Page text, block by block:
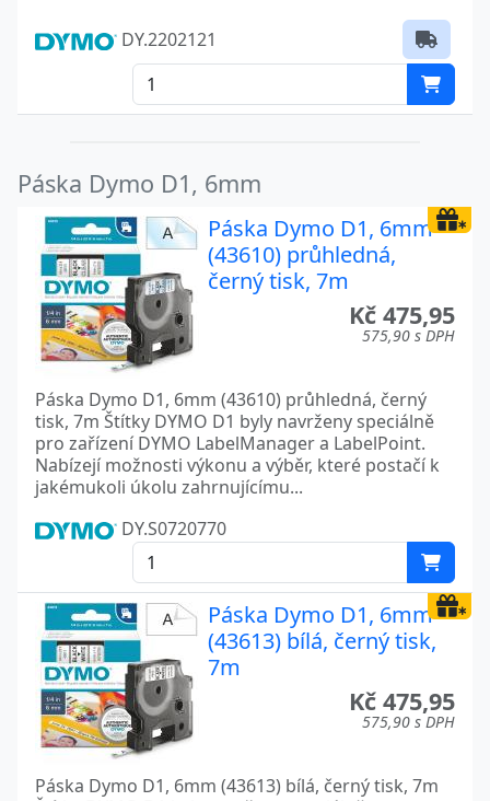
XTL 500
DY.2202121
Páska Dymo D1, 6mm
Páska Dymo D1, 6mm
(43610) průhledná,
černý tisk, 7m
Kč 475,95
575,90 s DPH
Páska Dymo D1, 6mm (43610) průhledná, černý
tisk, 7m Štítky DYMO D1 byly navrženy speciálně
pro zařízení DYMO LabelManager a LabelPoint.
Nabízejí možnosti výkonu a výběr, které postačí k
jakémukoli úkolu zahrnujícímu...
DY.S0720770
Páska Dymo D1, 6mm
(43613) bílá, černý tisk,
7m
Kč 475,95
575,90 s DPH
Páska Dymo D1, 6mm (43613) bílá, černý tisk, 7m